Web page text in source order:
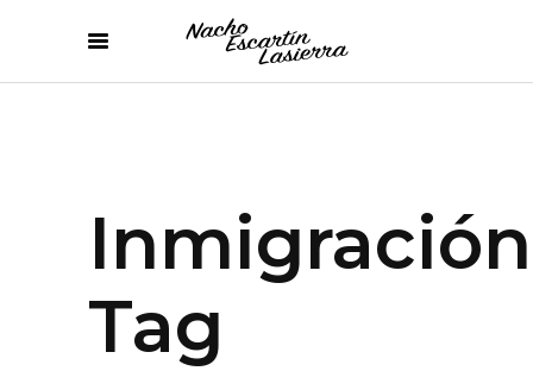
Inmigración
Tag